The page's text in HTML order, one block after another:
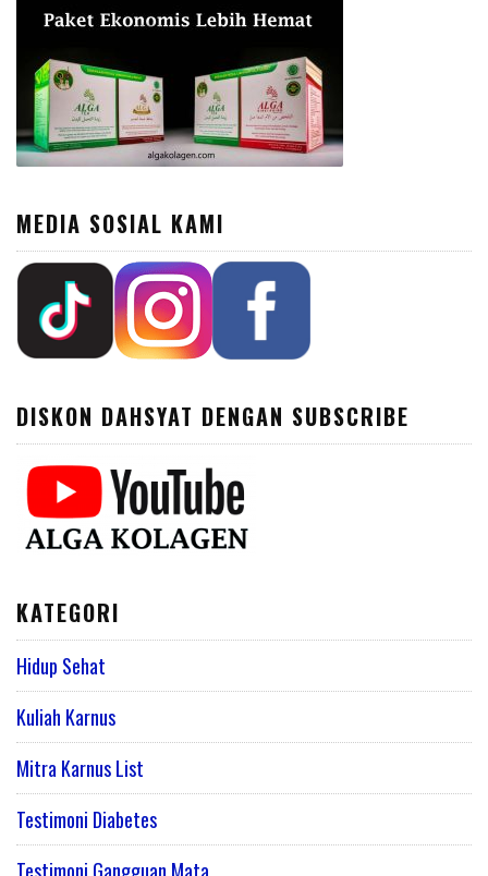
MEDIA SOSIAL KAMI
DISKON DAHSYAT DENGAN SUBSCRIBE
KATEGORI
Hidup Sehat
Kuliah Karnus
Mitra Karnus List
Testimoni Diabetes